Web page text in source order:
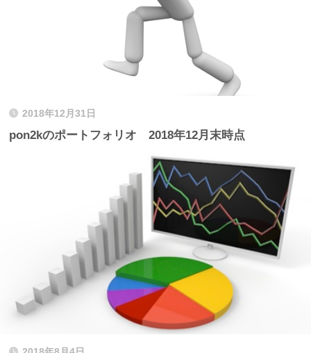
2018年12月31日
pon2kのポートフォリオ 2018年12月末時点